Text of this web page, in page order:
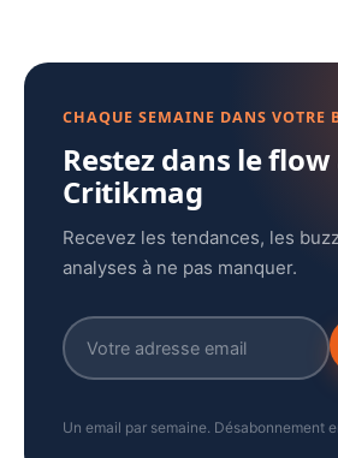
CHAQUE SEMAINE DANS VOTRE
Restez dans le flow
Critikmag
Recevez les tendances, les
analyses à ne pas manquer.
Un email par semaine. Désabonnement